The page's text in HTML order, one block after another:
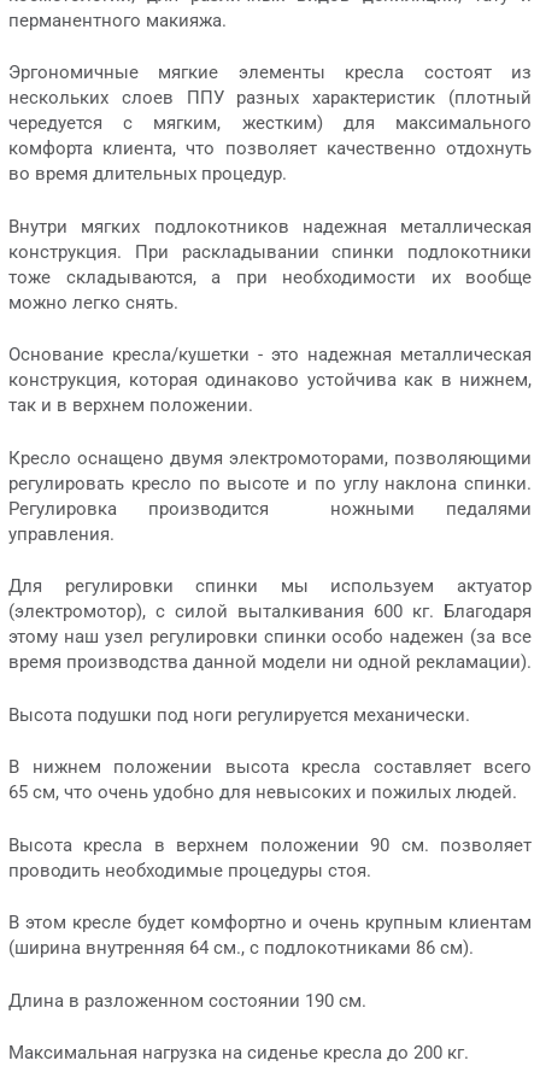
перманентного макияжа.
Эргономичные мягкие элементы кресла состоят из
нескольких слоев ППУ разных характеристик (плотный
чередуется с мягким, жестким) для максимального
комфорта клиента, что позволяет качественно отдохнуть
во время длительных процедур.
Внутри мягких подлокотников надежная металлическая
конструкция. При раскладывании спинки подлокотники
тоже складываются, а при необходимости их вообще
можно легко снять.
Основание кресла/кушетки - это надежная металлическая
конструкция, которая одинаково устойчива как в нижнем,
так и в верхнем положении.
Кресло оснащено двумя электромоторами, позволяющими
регулировать кресло по высоте и по углу наклона спинки.
Регулировка производится ножными педалями
управления.
Для регулировки спинки мы используем актуатор
(электромотор), с силой выталкивания 600 кг. Благодаря
этому наш узел регулировки спинки особо надежен (за все
время производства данной модели ни одной рекламации).
Высота подушки под ноги регулируется механически.
В нижнем положении высота кресла составляет всего
65 см, что очень удобно для невысоких и пожилых людей.
Высота кресла в верхнем положении 90 см. позволяет
проводить необходимые процедуры стоя.
В этом кресле будет комфортно и очень крупным клиентам
(ширина внутренняя 64 см., с подлокотниками 86 см).
Длина в разложенном состоянии 190 см.
Максимальная нагрузка на сиденье кресла до 200 кг.